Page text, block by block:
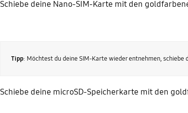
Schiebe deine Nano-SIM-Karte mit den
Tipp: Möchtest du deine SIM-Karte wieder entnehmen, schiebe
Schiebe deine microSD-Speicherkarte mit den